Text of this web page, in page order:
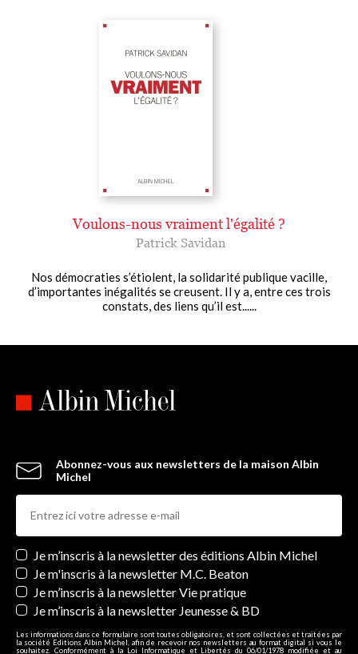
Voulons-nous vraiment l'égalité ?
Patrick Savidan
Nos démocraties s’étiolent, la solidarité publique vacille,
d’importantes inégalités se creusent. Il y a, entre ces trois
constats, des liens qu’il est......
Abonnez-vous aux newsletters de la maison Albin
Michel
Newsletters
Je m’inscris à la newsletter des éditions Albin Michel
Je m'inscris à la newsletter M.C. Beaton
Je m’inscris à la newsletter Vie pratique
Je m’inscris à la newsletter Jeunesse & BD
Les informations dans ce formulaire sont toutes obligatoires, et sont collectées et traitées par
la société Editions Albin Michel, afin de recevoir nos newsletters au format digital si vous le
souhaitez. Conformément à la Loi Informatique et Libertés du 06/01/1978 modifiée et au